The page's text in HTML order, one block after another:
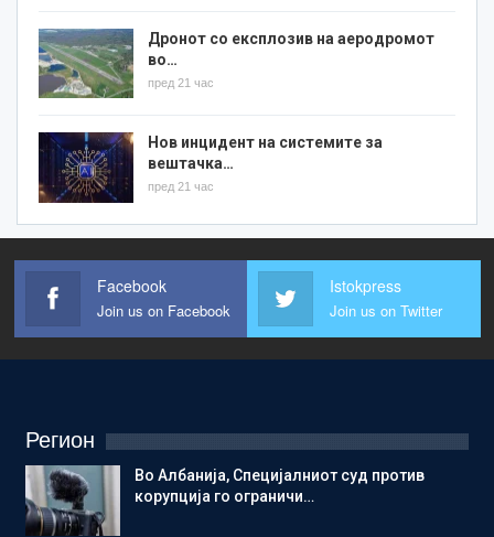
Дронот со експлозив на аеродромот
во…
пред 21 час
Нов инцидент на системите за
вештачка…
пред 21 час
Facebook
Join us on Facebook
Istokpress
Join us on Twitter
Регион
Во Албанија, Специјалниот суд против
корупција го ограничи…